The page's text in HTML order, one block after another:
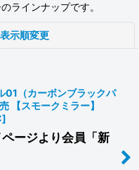
ラインナップです。
表示順変更
01（カーボンブラックパ
【スモークミラー】
]
ージより会員「新